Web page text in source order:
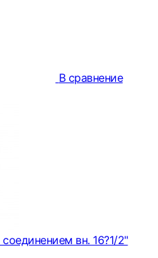
В сравнение
вн. 16?1/2"